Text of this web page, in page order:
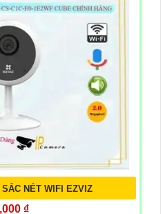
SẮC NÉT WIFI EZVIZ
₫